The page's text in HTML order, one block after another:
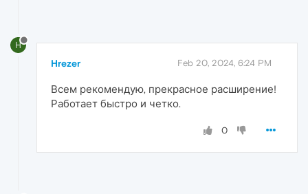
H
Hrezer Feb 20, 2024, 6:24 PM
Всем рекомендую, прекрасное расширение!
Работает быстро и четко.
0